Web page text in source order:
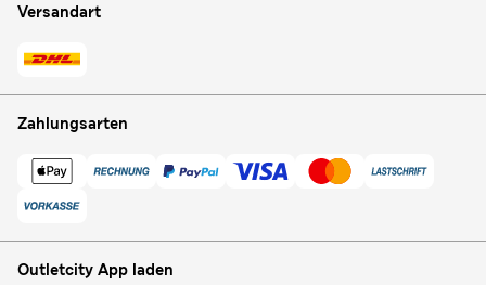
Versandart
Zahlungsarten
Outletcity App laden